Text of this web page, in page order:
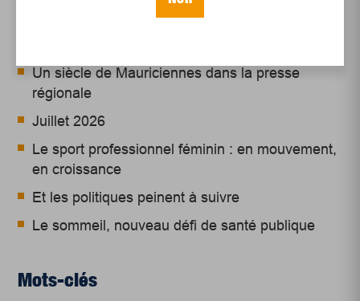
Un siècle de Mauriciennes dans la presse
régionale
Juillet 2026
Le sport professionnel féminin : en mouvement,
en croissance
Et les politiques peinent à suivre
Le sommeil, nouveau défi de santé publique
Mots-clés